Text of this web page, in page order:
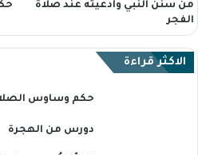
من سنن النبي وأدعيته عند صلاة
الفجر
الاكثر قراءة
حكم وساوس
دورس من الهجرة